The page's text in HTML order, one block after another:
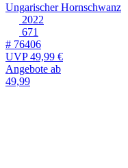
Ungarischer Hornschwanz
2022
671
# 76406
UVP49,99 €
Angebote ab
49,99